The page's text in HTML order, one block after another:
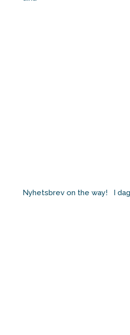
Nyhetsbrev on the way! ⁠ ⁠ I